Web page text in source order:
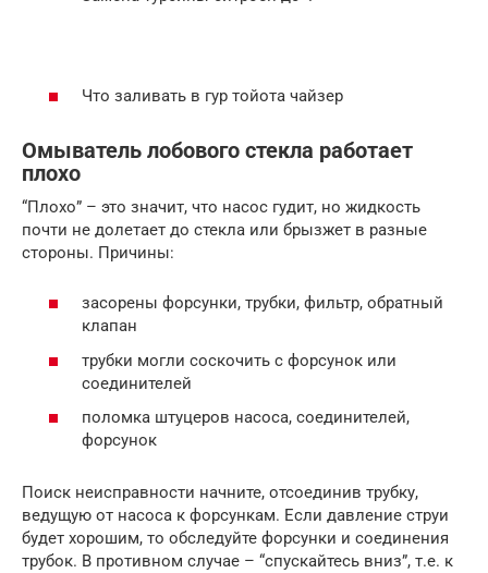
Что заливать в гур тойота чайзер
Омыватель лобового стекла работает
плохо
“Плохо” – это значит, что насос гудит, но жидкость
почти не долетает до стекла или брызжет в разные
стороны. Причины:
засорены форсунки, трубки, фильтр, обратный
клапан
трубки могли соскочить с форсунок или
соединителей
поломка штуцеров насоса, соединителей,
форсунок
Поиск неисправности начните, отсоединив трубку,
ведущую от насоса к форсункам. Если давление струи
будет хорошим, то обследуйте форсунки и соединения
трубок. В противном случае – “спускайтесь вниз”, т.е. к